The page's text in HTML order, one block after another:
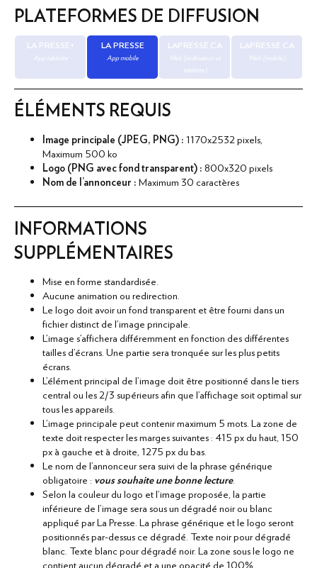
ACCUEIL
NOTRE OFFRE
EXPERTISE
RESSOURCES
CRÉATION
ANNONCER
English
PLATEFORMES DE DIFFUSION
LA PRESSE+
App tablette
LA PRESSE
App mobile
LAPRESSE.CA
Web (ordinateur et
tablette)
LAPRESSE.CA
Web (mobile)
ÉLÉMENTS REQUIS
Image principale (JPEG, PNG) : 1170x2532 pixels,
Maximum 500 ko
Logo (PNG avec fond transparent) : 800x320 pixels
Nom de l'annonceur : Maximum 30 caractères
INFORMATIONS
SUPPLÉMENTAIRES
Mise en forme standardisée.
Aucune animation ou redirection.
Le logo doit avoir un fond transparent et être fourni dans un
fichier distinct de l'image principale.
L'image s'affichera différemment en fonction des différentes
tailles d'écrans. Une partie sera tronquée sur les plus petits
écrans.
L’élément principal de l’image doit être positionné dans le tiers
central ou les 2/3 supérieurs afin que l’affichage soit optimal sur
tous les appareils.
L'image principale peut contenir maximum 5 mots. La zone de
texte doit respecter les marges suivantes : 415 px du haut, 150
px à gauche et à droite, 1275 px du bas.
Le nom de l'annonceur sera suivi de la phrase générique
obligatoire : vous souhaite une bonne lecture.
Selon la couleur du logo et l'image proposée, la partie
inférieure de l’image sera sous un dégradé noir ou blanc
appliqué par La Presse. La phrase générique et le logo seront
positionnés par-dessus ce dégradé. Texte noir pour dégradé
blanc. Texte blanc pour dégradé noir. La zone sous le logo ne
contient aucun dégradé et a une opacité de 100%.